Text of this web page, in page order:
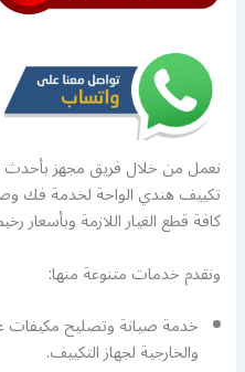
نعمل من خلال فريق مجهز بأحدث
تكييف هندي الواحة لخدمة فك
كافة قطع الغيار اللازمة وبأسعار
ونقدم خدمات متنوعة منها:
خدمة صيانة وتصليح مكيفات
والخارجية لجهاز التكييف.